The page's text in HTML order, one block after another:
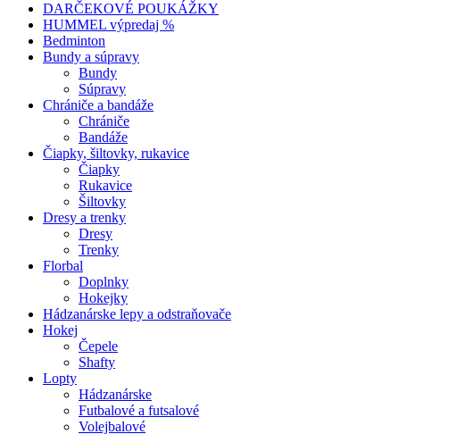
DARČEKOVÉ POUKÁŽKY
HUMMEL výpredaj %
Bedminton
Bundy a súpravy
Bundy
Súpravy
Chrániče a bandáže
Chrániče
Bandáže
Čiapky, šiltovky, rukavice
Čiapky
Rukavice
Šiltovky
Dresy a trenky
Dresy
Trenky
Florbal
Doplnky
Hokejky
Hádzanárske lepy a odstraňovače
Hokej
Čepele
Shafty
Lopty
Hádzanárske
Futbalové a futsalové
Volejbalové